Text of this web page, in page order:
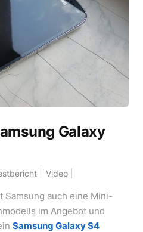
Galaxy
Video
Samsung auch eine Mini-
im Angebot und
Samsung Galaxy S4